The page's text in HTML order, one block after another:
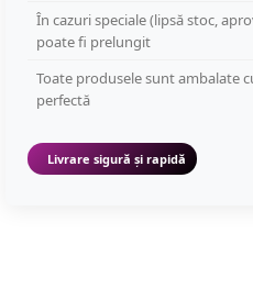
În cazuri speciale (lipsă stoc,
poate fi prelungit
Toate produsele sunt ambalate
perfectă
Livrare sigură și rapidă